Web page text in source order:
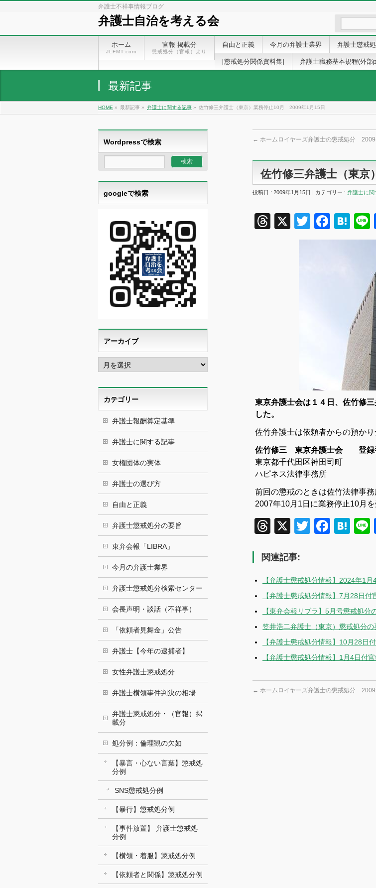
弁護士不祥事情報ブログ
弁護士自治を考える会
ホーム
JLFMT.com
官報 掲載分
懲戒処分（官報）より
自由と正義 今月の弁護士業界 弁護士懲戒
[懲戒処分関係資料集] 弁護士職務基本規程(外部
最新記事
HOME » 最新記事 » 弁護士に関する記事 » 佐竹修三弁護士（東京）業務停止10月 2009年1月15日
← ホームロイヤーズ弁護士の懲戒処分 2009
佐竹修三弁護士（東
投稿日 : 2009年1月15日 | カテゴリー : 弁護士に関
Threads
X Twitter
東京弁護士会は１４日、佐竹修
した。
佐竹弁護士は依頼者からの預か
佐竹修三 東京弁護士会 登録
東京都千代田区神田司町
ハピネス法律事務所
前回の懲戒のときは佐竹法律事務
2007年10月1日に業務停止10月
Threads
X Twitter
関連記事:
【弁護士懲戒処分情報】2024年1
【弁護士懲戒処分情報】7月28日
【東弁会報リブラ】5月号懲戒処
笠井浩二弁護士（東京）懲戒処分
【弁護士懲戒処分情報】10月28
【弁護士懲戒処分情報】1月4日付
← ホームロイヤーズ弁護士の懲戒処分 2009
Wordpressで検索
googleで検索
アーカイブ
ア
ー
イ
ブカテゴリー
弁護士報酬算定基準
弁護士に関する記事
女権団体の実体
弁護士の選び方
自由と正義
弁護士懲戒処分の要旨
東弁会報「LIBRA」
今月の弁護士業界
弁護士懲戒処分検索センター
会長声明・談話（不祥事）
「依頼者見舞金」公告
弁護士【今年の逮捕者】
女性弁護士懲戒処分
弁護士横領事件判決の相場
弁護士懲戒処分・（官報）掲
載分
処分例：倫理観の欠如
【暴言・心ない言葉】懲戒処
分例
SNS懲戒処分例
【暴行】懲戒処分例
【事件放置】 弁護士懲戒処
分例
【横領・着服】懲戒処分例
【依頼者と関係】懲戒処分例